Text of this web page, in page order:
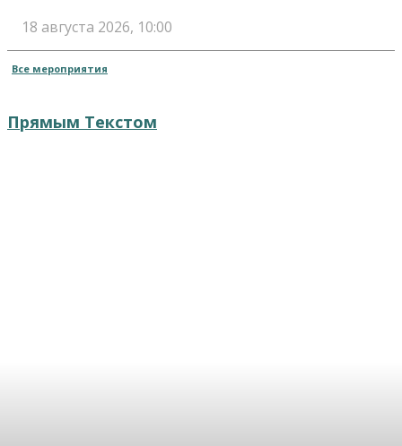
18 августа 2026, 10:00
Все мероприятия
Прямым Текстом